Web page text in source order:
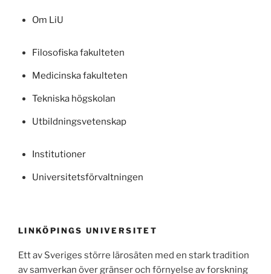
Om LiU
Filosofiska fakulteten
Medicinska fakulteten
Tekniska högskolan
Utbildningsvetenskap
Institutioner
Universitetsförvaltningen
LINKÖPINGS UNIVERSITET
Ett av Sveriges större lärosäten med en stark tradition
av samverkan över gränser och förnyelse av forskning